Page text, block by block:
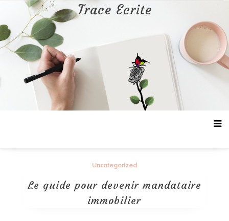
contenu
Trace Ecrite
Uncategorized
Le guide pour devenir mandataire
immobilier